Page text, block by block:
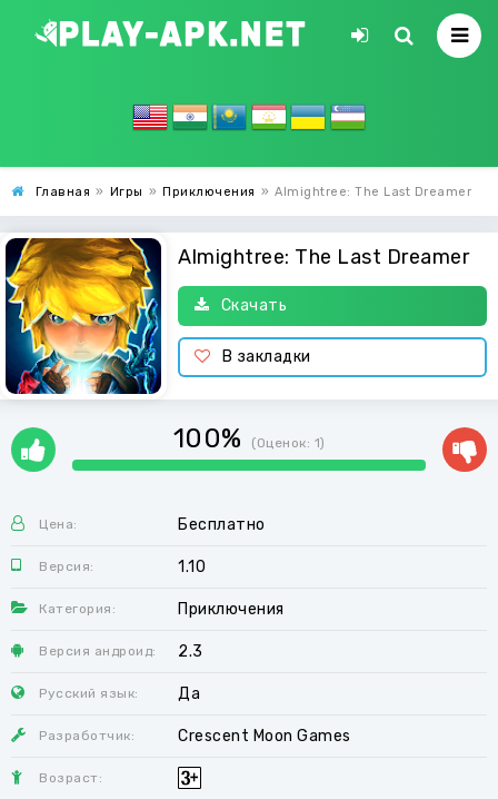
Главная » Игры » Приключения » Almightree: The Last Dreamer
Almightree: The Last Dreamer
Скачать
В закладки
100% (Оценок: 1)
Цена: Бесплатно
Версия: 1.10
Категория: Приключения
Версия андроид: 2.3
Русский язык: Да
Разработчик: Crescent Moon Games
Возраст: